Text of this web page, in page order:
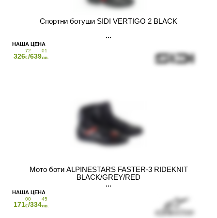
Спортни ботуши SIDI VERTIGO 2 BLACK
326
72
€/639
01
лв.
Мото боти ALPINESTARS FASTER-3 RIDEKNIT
BLACK/GREY/RED
171
00
€/334
45
лв.